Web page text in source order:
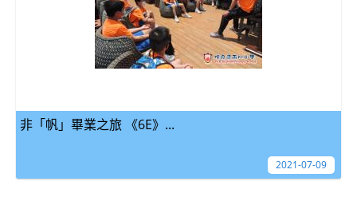
非「帆」畢業之旅 《6E》...
2021-07-09